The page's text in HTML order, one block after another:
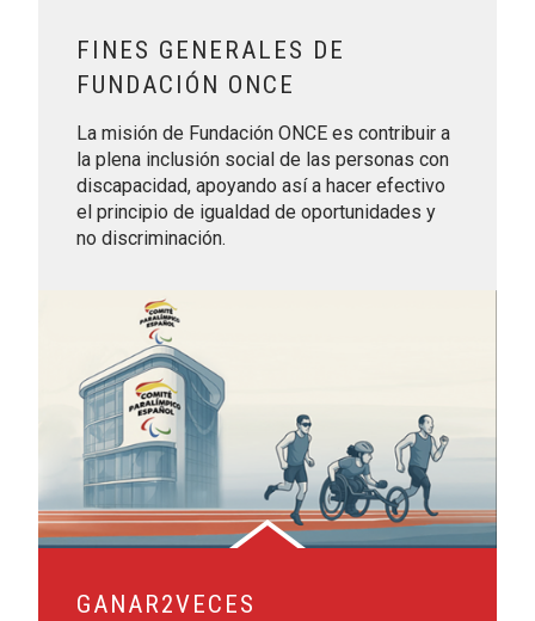
FINES GENERALES DE
FUNDACIÓN ONCE
La misión de Fundación ONCE es contribuir a
la plena inclusión social de las personas con
discapacidad, apoyando así a hacer efectivo
el principio de igualdad de oportunidades y
no discriminación.
GANAR2VECES
Leer más sobre Ganar2veces